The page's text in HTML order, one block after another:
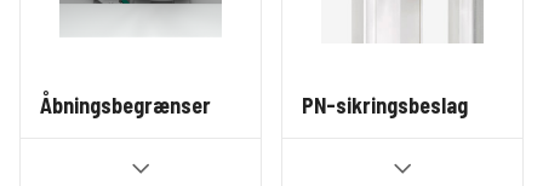
Åbningsbegrænser PN-sikringsbeslag